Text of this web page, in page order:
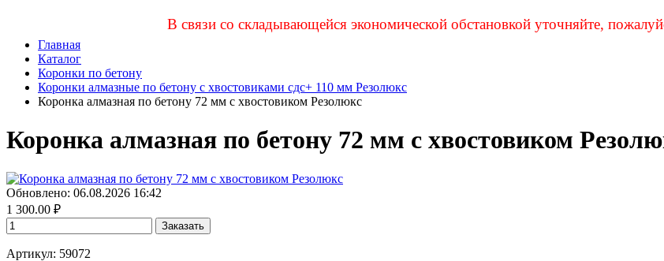
В связи со складывающейся экономической обстановкой уточняйте,
Главная
Каталог
Коронки по бетону
Коронки алмазные по бетону с хвостовиками сдс+ 110 мм Резолюкс
Коронка алмазная по бетону 72 мм с хвостовиком Резолюкс
Коронка алмазная по бетону 72 мм с хвостовиком
Обновлено: 06.08.2026 16:42
1 300.00 ₽
Заказать
Артикул: 59072